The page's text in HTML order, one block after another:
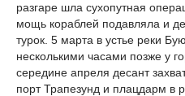
разгаре шла сухопутная
мощь кораблей подавляла и
турок. 5 марта в устье реки
несколькими часами позже у
середине апреля десант
порт Трапезунд и плацдарм в